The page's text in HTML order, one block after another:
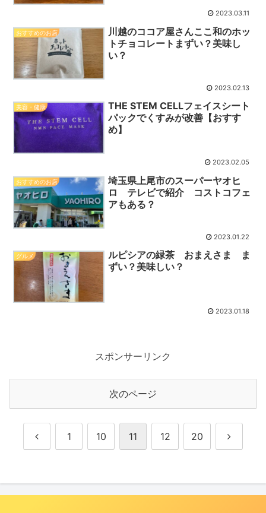
2023.03.11
おすすめのお店
川越のココア屋さんここ和のホッ
トチョコレートまずい？美味し
い？
2023.02.13
美容・健康
THE STEM CELLフェイスシート
パックでくすみが改善【おすす
め】
2023.02.05
おすすめのお店
埼玉県上尾市のスーパーヤオヒ
ロ テレビで紹介 コストコフェ
アもある？
2023.01.22
グルメ
ルピシアの緑茶 おまえさま ま
ずい？美味しい？
2023.01.18
スポンサーリンク
次のページ
前 1 10 11 12 20 次